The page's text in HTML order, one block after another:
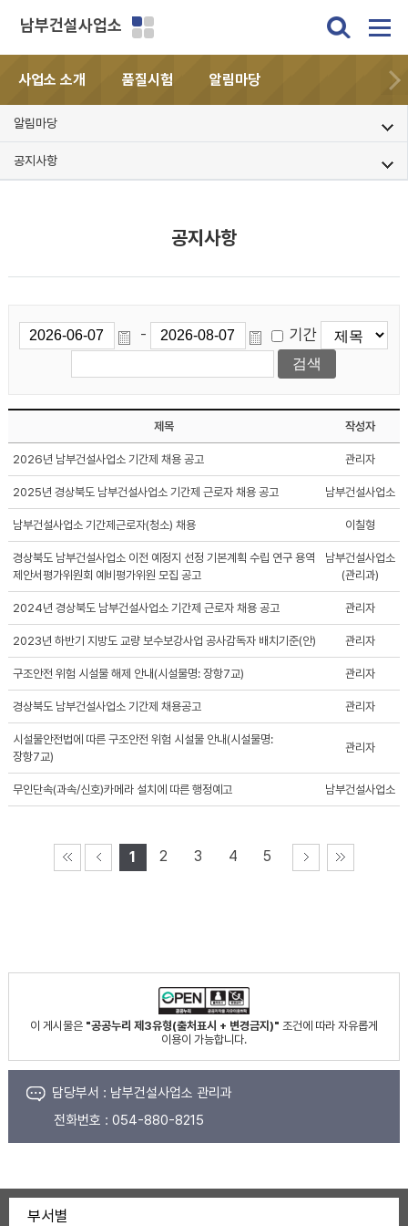
남부건설사업소
사업소 소개 품질시험 알림마당
알림마당
공지사항
공지사항
- 기간
제목 작성자
2026년 남부건설사업소 기간제 채용 공고 관리자
2025년 경상북도 남부건설사업소 기간제 근로자 채용 공고 남부건설사업소
남부건설사업소 기간제근로자(청소) 채용 이칠형
경상북도 남부건설사업소 이전 예정지 선정 기본계획 수립 연구 용역
제안서평가위원회 예비평가위원 모집 공고
남부건설사업소
(관리과)
2024년 경상북도 남부건설사업소 기간제 근로자 채용 공고 관리자
2023년 하반기 지방도 교량 보수보강사업 공사감독자 배치기준(안) 관리자
구조안전 위험 시설물 해제 안내(시설물명: 장항7교) 관리자
경상북도 남부건설사업소 기간제 채용공고 관리자
시설물안전법에 따른 구조안전 위험 시설물 안내(시설물명:
장항7교)
관리자
무인단속(과속/신호)카메라 설치에 따른 행정예고 남부건설사업소
1 2 3 4 5
이 게시물은 "공공누리 제3유형(출처표시 + 변경금지)" 조건에 따라 자유롭게
이용이 가능합니다.
담당부서 : 남부건설사업소 관리과
전화번호 : 054-880-8215
부서별